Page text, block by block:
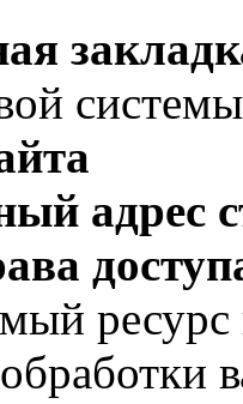
адрес
ресурс